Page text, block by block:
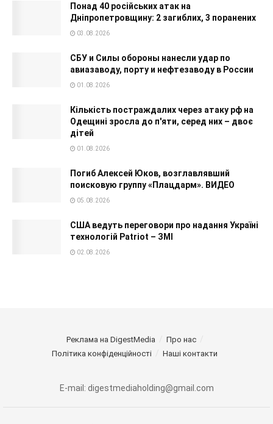
Понад 40 російських атак на
Дніпропетровщину: 2 загиблих, 3 поранених
03.08.2026
СБУ и Силы обороны нанесли удар по
авиазаводу, порту и нефтезаводу в России
01.08.2026
Кількість постраждалих через атаку рф на
Одещині зросла до п'яти, серед них – двоє
дітей
01.08.2026
Погиб Алексей Юков, возглавлявший
поисковую группу «Плацдарм». ВИДЕО
05.08.2026
США ведуть переговори про надання Україні
технологій Patriot – ЗМІ
02.08.2026
Реклама на DigestMedia
Про нас
Політика конфіденційності
Наші контакти
E-mail: digestmediaholding@gmail.com